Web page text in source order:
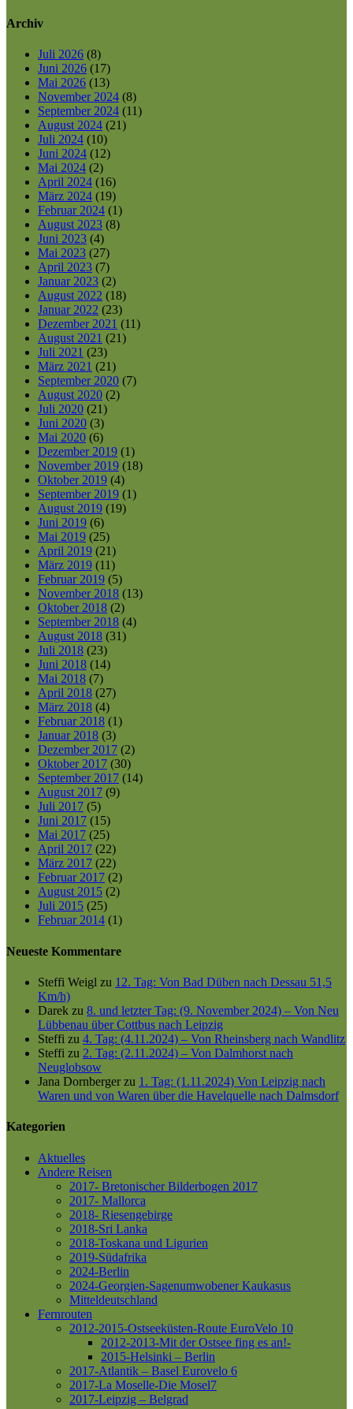
Archiv
Juli 2026 (8)
Juni 2026 (17)
Mai 2026 (13)
November 2024 (8)
September 2024 (11)
August 2024 (21)
Juli 2024 (10)
Juni 2024 (12)
Mai 2024 (2)
April 2024 (16)
März 2024 (19)
Februar 2024 (1)
August 2023 (8)
Juni 2023 (4)
Mai 2023 (27)
April 2023 (7)
Januar 2023 (2)
August 2022 (18)
Januar 2022 (23)
Dezember 2021 (11)
August 2021 (21)
Juli 2021 (23)
März 2021 (21)
September 2020 (7)
August 2020 (2)
Juli 2020 (21)
Juni 2020 (3)
Mai 2020 (6)
Dezember 2019 (1)
November 2019 (18)
Oktober 2019 (4)
September 2019 (1)
August 2019 (19)
Juni 2019 (6)
Mai 2019 (25)
April 2019 (21)
März 2019 (11)
Februar 2019 (5)
November 2018 (13)
Oktober 2018 (2)
September 2018 (4)
August 2018 (31)
Juli 2018 (23)
Juni 2018 (14)
Mai 2018 (7)
April 2018 (27)
März 2018 (4)
Februar 2018 (1)
Januar 2018 (3)
Dezember 2017 (2)
Oktober 2017 (30)
September 2017 (14)
August 2017 (9)
Juli 2017 (5)
Juni 2017 (15)
Mai 2017 (25)
April 2017 (22)
März 2017 (22)
Februar 2017 (2)
August 2015 (2)
Juli 2015 (25)
Februar 2014 (1)
Neueste Kommentare
Steffi Weigl zu 12. Tag: Von Bad Düben nach Dessau 51,5
Km/h)
Darek zu 8. und letzter Tag: (9. November 2024) – Von Neu
Lübbenau über Cottbus nach Leipzig
Steffi zu 4. Tag: (4.11.2024) – Von Rheinsberg nach Wandlitz
Steffi zu 2. Tag: (2.11.2024) – Von Dalmhorst nach
Neuglobsow
Jana Dornbergerzu 1. Tag: (1.11.2024) Von Leipzig nach
Waren und von Waren über die Havelquelle nach Dalmsdorf
Kategorien
Aktuelles
Andere Reisen
2017- Bretonischer Bilderbogen 2017
2017- Mallorca
2018- Riesengebirge
2018-Sri Lanka
2018-Toskana und Ligurien
2019-Südafrika
2024-Berlin
2024-Georgien-Sagenumwobener Kaukasus
Mitteldeutschland
Fernrouten
2012-2015-Ostseeküsten-Route EuroVelo 10
2012-2013-Mit der Ostsee fing es an!-
2015-Helsinki – Berlin
2017-Atlantik – Basel Eurovelo 6
2017-La Moselle-Die Mosel7
2017-Leipzig – Belgrad